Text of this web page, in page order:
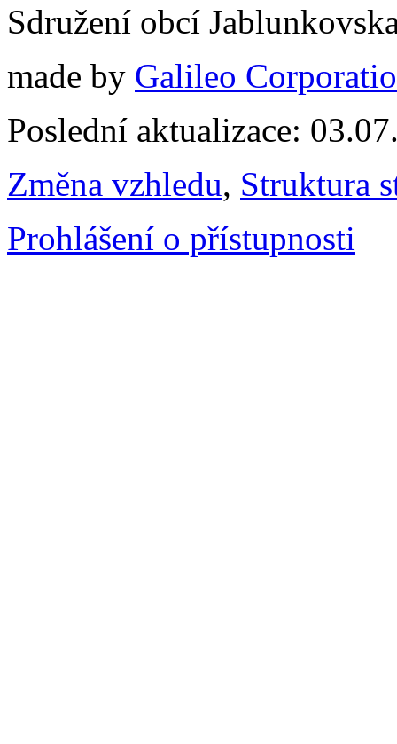
Sdružení obcí
made by Galileo
Poslední aktualizace:
Změna vzhledu, Struktura
Prohlášení o přístupnosti